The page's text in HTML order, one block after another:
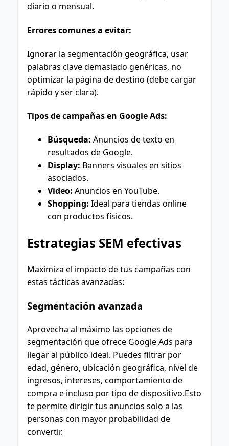
diario o mensual.
Errores comunes a evitar:
Ignorar la segmentación geográfica, usar
palabras clave demasiado genéricas, no
optimizar la página de destino (debe cargar
rápido y ser clara).
Tipos de campañas en Google Ads:
Búsqueda: Anuncios de texto en
resultados de Google.
Display: Banners visuales en sitios
asociados.
Video: Anuncios en YouTube.
Shopping: Ideal para tiendas online
con productos físicos.
Estrategias SEM efectivas
Maximiza el impacto de tus campañas con
estas tácticas avanzadas:
Segmentación avanzada
Aprovecha al máximo las opciones de
segmentación que ofrece Google Ads para
llegar al público ideal. Puedes filtrar por
edad, género, ubicación geográfica, nivel de
ingresos, intereses, comportamiento de
compra e incluso por tipo de dispositivo.Esto
te permite dirigir tus anuncios solo a las
personas con mayor probabilidad de
convertir.